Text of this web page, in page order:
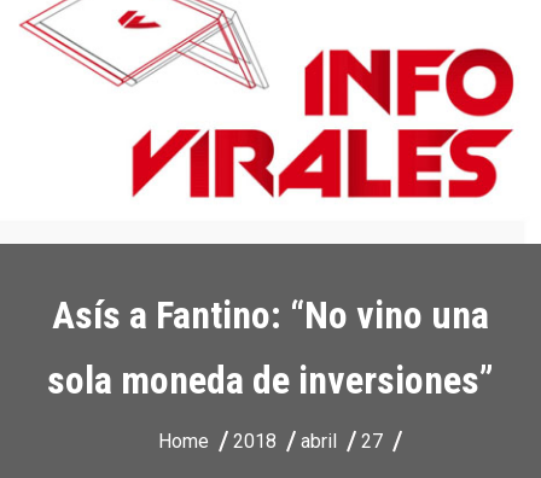
Asís a Fantino: “No vino una
sola moneda de inversiones”
Home 2018 abril 27